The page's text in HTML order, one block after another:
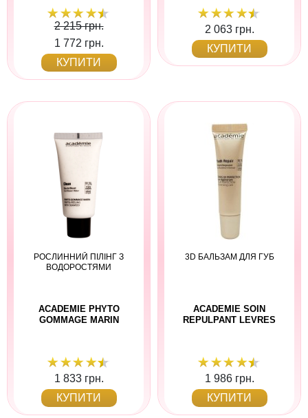
2 215 грн.
1 772 грн.
КУПИТИ
2 063 грн.
КУПИТИ
РОСЛИННИЙ ПІЛІНГ З
ВОДОРОСТЯМИ
ACADEMIE PHYTO
GOMMAGE MARIN
1 833 грн.
КУПИТИ
3D БАЛЬЗАМ ДЛЯ ГУБ
ACADEMIE SOIN
REPULPANT LEVRES
1 986 грн.
КУПИТИ